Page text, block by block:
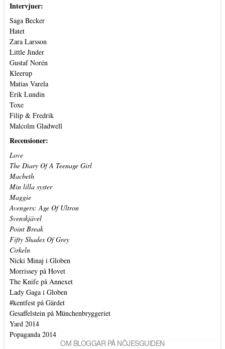
Intervjuer:
Saga Becker
Hatet
Zara Larsson
Little Jinder
Gustaf Norén
Kleerup
Matias Varela
Erik Lundin
Toxe
Filip & Fredrik
Malcolm Gladwell
Recensioner:
Love
The Diary Of A Teenage Girl
Macbeth
Min lilla syster
Maggie
Avengers: Age Of Ultron
Svenskjävel
Point Break
Fifty Shades Of Grey
Cirkeln
Nicki Minaj i Globen
Morrissey på Hovet
The Knife på Annexet
Lady Gaga i Globen
#kentfest på Gärdet
Gesaffelstein på Münchenbryggeriet
Yard 2014
Popaganda 2014
OM BLOGGAR PÅ NÖJESGUIDEN